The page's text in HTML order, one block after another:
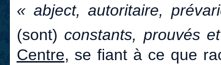
« abject, autoritaire,
(sont) constants, prouvés
Centre, se fiant à ce que